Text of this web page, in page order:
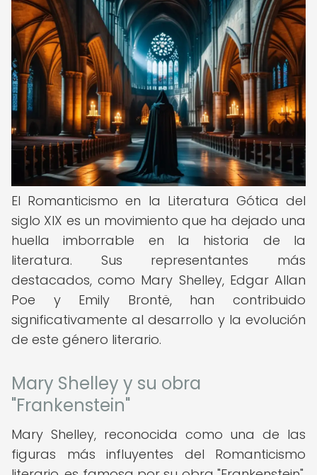
El Romanticismo en la Literatura Gótica del
siglo XIX es un movimiento que ha dejado una
huella imborrable en la historia de la
literatura. Sus representantes más
destacados, como Mary Shelley, Edgar Allan
Poe y Emily Brontë, han contribuido
significativamente al desarrollo y la evolución
de este género literario.
Mary Shelley y su obra
"Frankenstein"
Mary Shelley, reconocida como una de las
figuras más influyentes del Romanticismo